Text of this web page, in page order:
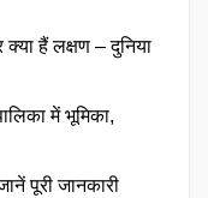
हैं लक्षण – दुनिया
में भूमिका,
पूरी जानकारी